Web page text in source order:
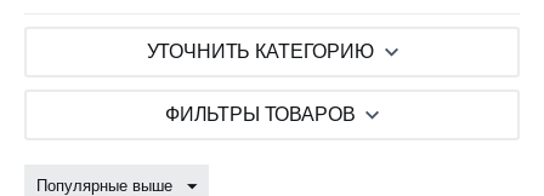
УТОЧНИТЬ КАТЕГОРИЮ
ФИЛЬТРЫ ТОВАРОВ
Популярные выше